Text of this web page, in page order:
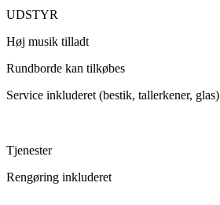
UDSTYR
Høj musik tilladt
Rundborde kan tilkøbes
Service inkluderet (bestik, tallerkener, glas)
Tjenester
Rengøring inkluderet